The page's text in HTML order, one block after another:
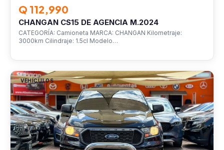
Q 112,990
CHANGAN CS15 DE AGENCIA M.2024
CATEGORÍA: Camioneta MARCA: CHANGAN Kilometraje:
3000km Cilindraje: 1.5cl Modelo…
VEHÍCULOS